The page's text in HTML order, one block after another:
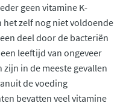
geen vitamine K-
zelf nog niet voldoende
deel door de bacteriën
leeftijd van ongeveer
in de meeste gevallen
de voeding
bevatten veel vitamine